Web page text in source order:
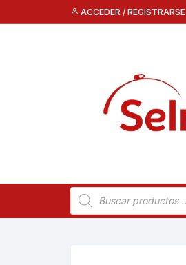
al
ACCEDER / REGISTRARSE
Búsqueda
de